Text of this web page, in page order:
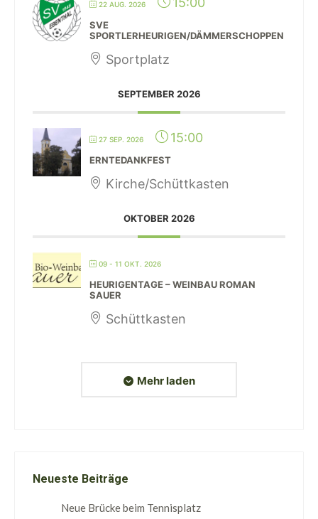
22 AUG. 2026
SVE
SPORTLERHEURIGEN/DÄMMERSCHOPPEN
Sportplatz
SEPTEMBER 2026
27 SEP. 2026 15:00
ERNTEDANKFEST
Kirche/Schüttkasten
OKTOBER 2026
09 - 11 OKT. 2026
HEURIGENTAGE – WEINBAU ROMAN
SAUER
Schüttkasten
Mehr laden
Neueste Beiträge
Neue Brücke beim Tennisplatz